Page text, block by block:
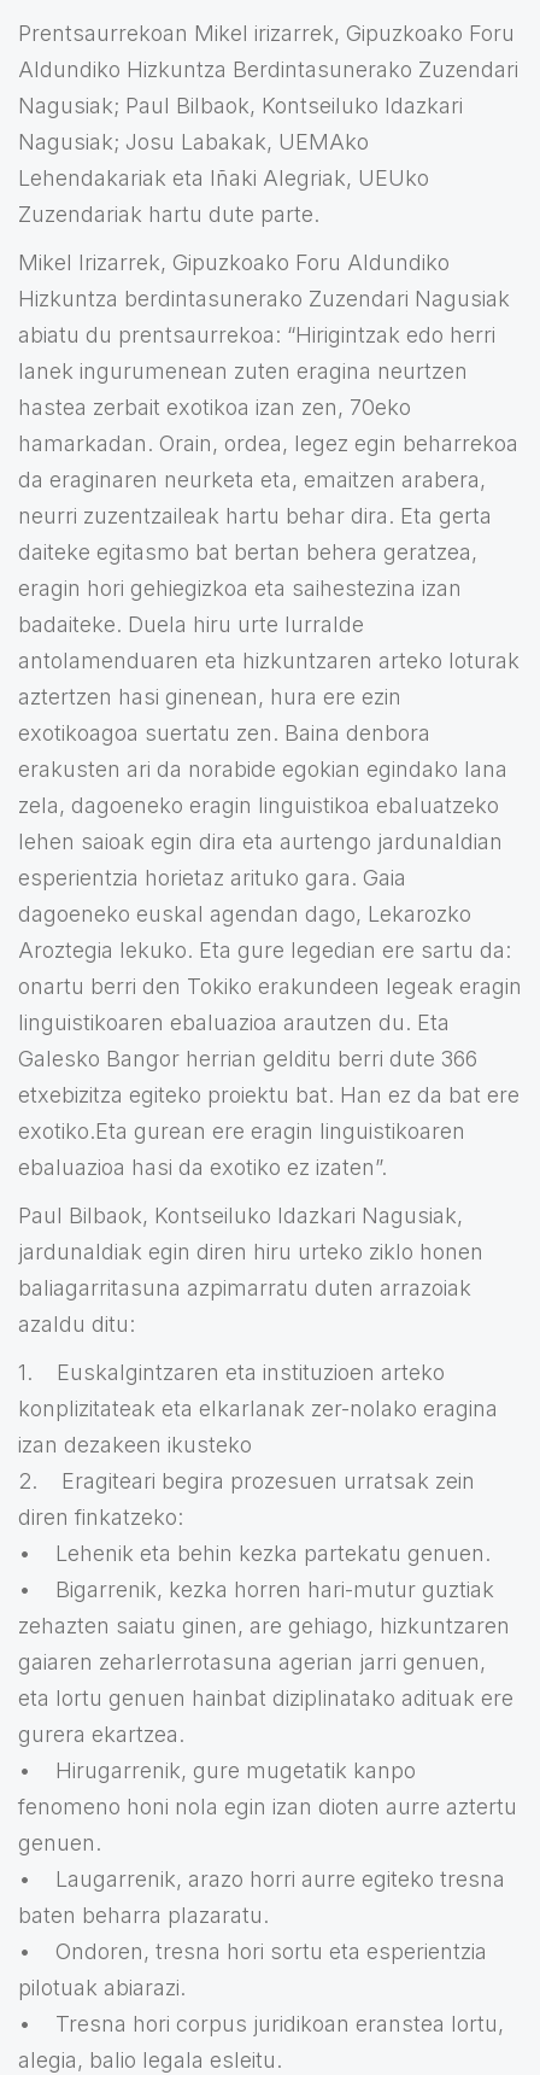
Prentsaurrekoan Mikel irizarrek, Gipuzkoako Foru
Aldundiko Hizkuntza Berdintasunerako Zuzendari
Nagusiak; Paul Bilbaok, Kontseiluko Idazkari
Nagusiak; Josu Labakak, UEMAko
Lehendakariak eta Iñaki Alegriak, UEUko
Zuzendariak hartu dute parte.
Mikel Irizarrek, Gipuzkoako Foru Aldundiko
Hizkuntza berdintasunerako Zuzendari Nagusiak
abiatu du prentsaurrekoa: “Hirigintzak edo herri
lanek ingurumenean zuten eragina neurtzen
hastea zerbait exotikoa izan zen, 70eko
hamarkadan. Orain, ordea, legez egin beharrekoa
da eraginaren neurketa eta, emaitzen arabera,
neurri zuzentzaileak hartu behar dira. Eta gerta
daiteke egitasmo bat bertan behera geratzea,
eragin hori gehiegizkoa eta saihestezina izan
badaiteke. Duela hiru urte lurralde
antolamenduaren eta hizkuntzaren arteko loturak
aztertzen hasi ginenean, hura ere ezin
exotikoagoa suertatu zen. Baina denbora
erakusten ari da norabide egokian egindako lana
zela, dagoeneko eragin linguistikoa ebaluatzeko
lehen saioak egin dira eta aurtengo jardunaldian
esperientzia horietaz arituko gara. Gaia
dagoeneko euskal agendan dago, Lekarozko
Aroztegia lekuko. Eta gure legedian ere sartu da:
onartu berri den Tokiko erakundeen legeak eragin
linguistikoaren ebaluazioa arautzen du. Eta
Galesko Bangor herrian gelditu berri dute 366
etxebizitza egiteko proiektu bat. Han ez da bat ere
exotiko.Eta gurean ere eragin linguistikoaren
ebaluazioa hasi da exotiko ez izaten”.
Paul Bilbaok, Kontseiluko Idazkari Nagusiak,
jardunaldiak egin diren hiru urteko ziklo honen
baliagarritasuna azpimarratu duten arrazoiak
azaldu ditu:
1. Euskalgintzaren eta instituzioen arteko
konplizitateak eta elkarlanak zer-nolako eragina
izan dezakeen ikusteko
2. Eragiteari begira prozesuen urratsak zein
diren finkatzeko:
• Lehenik eta behin kezka partekatu genuen.
• Bigarrenik, kezka horren hari-mutur guztiak
zehazten saiatu ginen, are gehiago, hizkuntzaren
gaiaren zeharlerrotasuna agerian jarri genuen,
eta lortu genuen hainbat diziplinatako adituak ere
gurera ekartzea.
• Hirugarrenik, gure mugetatik kanpo
fenomeno honi nola egin izan dioten aurre aztertu
genuen.
• Laugarrenik, arazo horri aurre egiteko tresna
baten beharra plazaratu.
• Ondoren, tresna hori sortu eta esperientzia
pilotuak abiarazi.
• Tresna hori corpus juridikoan eranstea lortu,
alegia, balio legala esleitu.